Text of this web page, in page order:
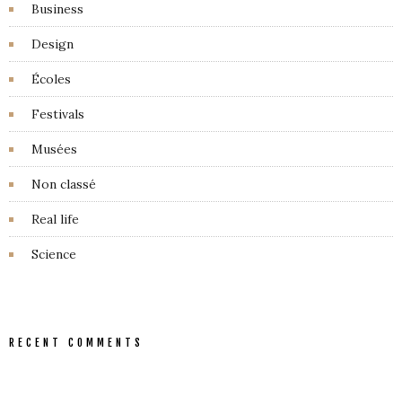
Business
Design
Écoles
Festivals
Musées
Non classé
Real life
Science
RECENT COMMENTS